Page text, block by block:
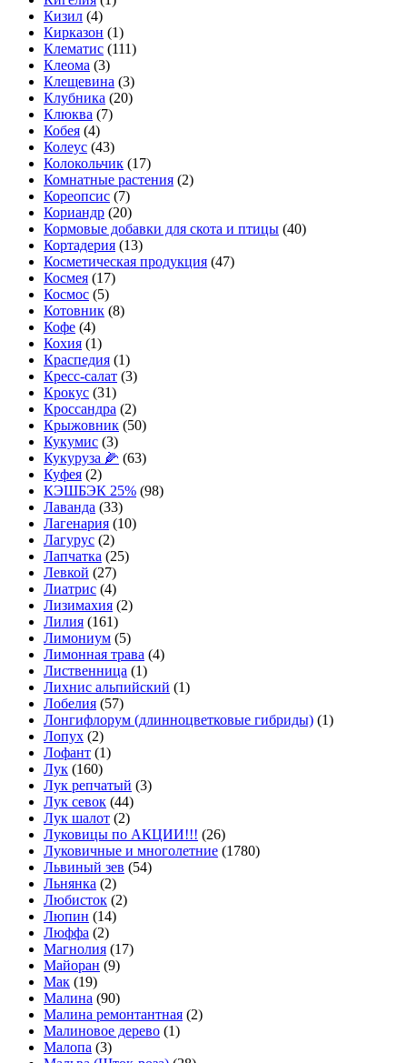
Кизил (4)
Кирказон (1)
Клематис (111)
Клеома (3)
Клещевина (3)
Клубника (20)
Клюква (7)
Кобея (4)
Колеус (43)
Колокольчик (17)
Комнатные растения (2)
Кореопсис (7)
Кориандр (20)
Кормовые добавки для скота и птицы (40)
Кортадерия (13)
Косметическая продукция (47)
Космея (17)
Космос (5)
Котовник (8)
Кофе (4)
Кохия (1)
Краспедия (1)
Кресс-салат (3)
Крокус (31)
Кроссандра (2)
Крыжовник (50)
Кукумис (3)
Кукуруза 🌽 (63)
Куфея (2)
КЭШБЭК 25% (98)
Лаванда (33)
Лагенария (10)
Лагурус (2)
Лапчатка (25)
Левкой (27)
Лиатрис (4)
Лизимахия (2)
Лилия (161)
Лимониум (5)
Лимонная трава (4)
Лиственница (1)
Лихнис альпийский (1)
Лобелия (57)
Лонгифлорум (длинноцветковые гибриды) (1)
Лопух (2)
Лофант (1)
Лук (160)
Лук репчатый (3)
Лук севок (44)
Лук шалот (2)
Луковицы по АКЦИИ!!! (26)
Луковичные и многолетние (1780)
Львиный зев (54)
Льнянка (2)
Любисток (2)
Люпин (14)
Люффа (2)
Магнолия (17)
Майоран (9)
Мак (19)
Малина (90)
Малина ремонтантная (2)
Малиновое дерево (1)
Малопа (3)